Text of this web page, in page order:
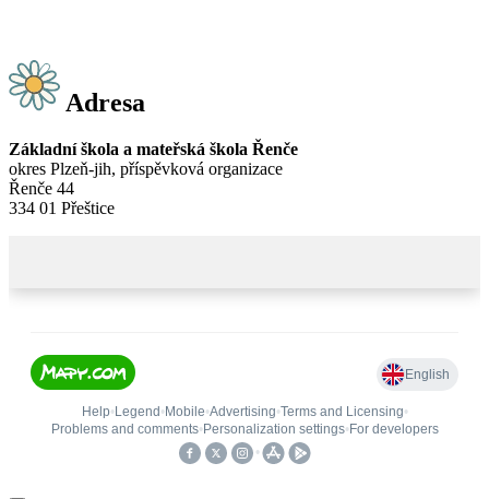
Adresa
Základní škola a mateřská škola Řenče
okres Plzeň-jih, příspěvková organizace
Řenče 44
334 01 Přeštice